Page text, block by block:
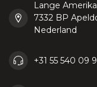
Lange
7332 BP
Nederland
+31 55 540 09